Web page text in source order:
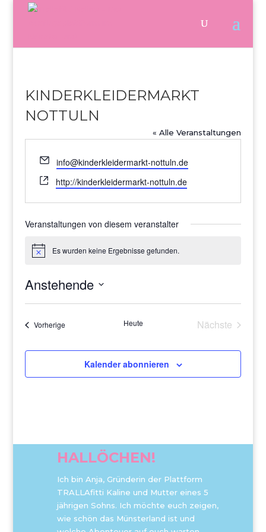
KINDERKLEIDERMARKT
NOTTULN
« Alle Veranstaltungen
Email
info@kinderkleidermarkt-nottuln.de
Webseite
http://kinderkleidermarkt-nottuln.de
Veranstaltungen von diesem veranstalter
HinweisEs wurden keine Ergebnisse gefunden.
Anstehende
VorherigeVeranstaltungen Heute
Nächste
Kalender abonnieren
HALLÖCHEN!
Ich bin Anja, Gründerin der Plattform
TRALLAfitti Kaline und Mutter eines 5
jährigen Sohns. Ich möchte euch zeigen,
wie schön das Münsterland ist und